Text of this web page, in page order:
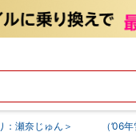
：瀬奈じゅん＞ （’06年